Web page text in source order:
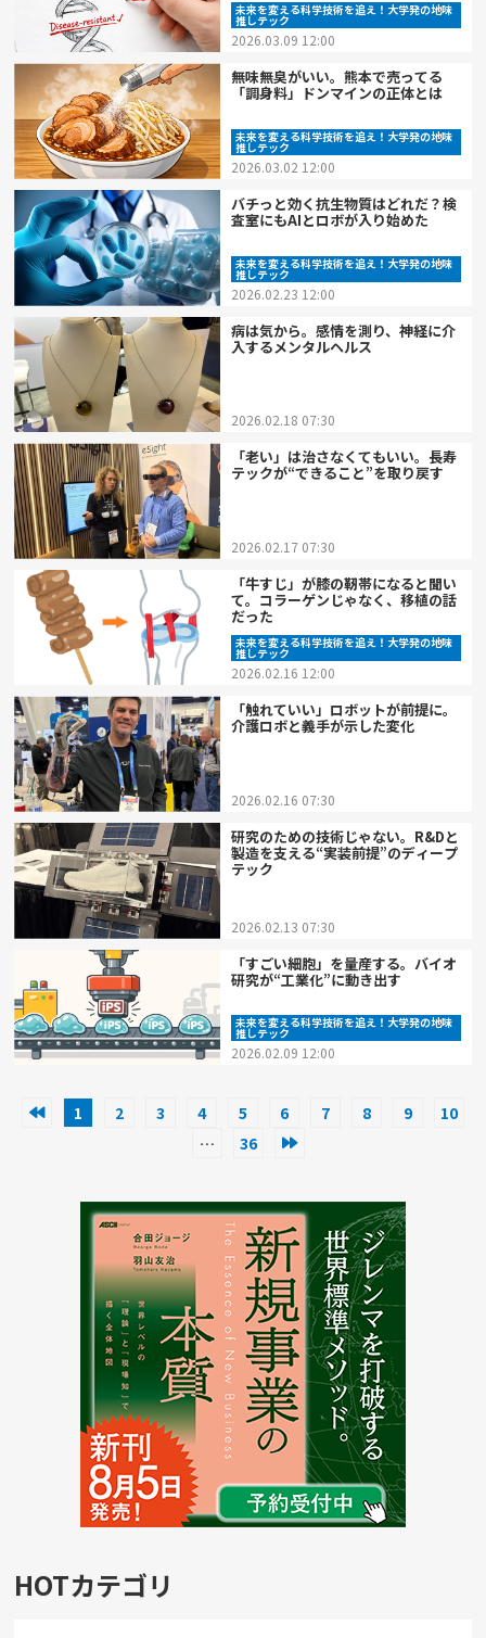
未来を変える科学技術を追え！大学発の地味
推しテック
2026.03.09 12:00
無味無臭がいい。熊本で売ってる
「調身料」ドンマインの正体とは
未来を変える科学技術を追え！大学発の地味
推しテック
2026.03.02 12:00
バチっと効く抗生物質はどれだ？検
査室にもAIとロボが入り始めた
未来を変える科学技術を追え！大学発の地味
推しテック
2026.02.23 12:00
病は気から。感情を測り、神経に介
入するメンタルヘルス
2026.02.18 07:30
「老い」は治さなくてもいい。長寿
テックが“できること”を取り戻す
2026.02.17 07:30
「牛すじ」が膝の靭帯になると聞い
て。コラーゲンじゃなく、移植の話
だった
未来を変える科学技術を追え！大学発の地味
推しテック
2026.02.16 12:00
「触れていい」ロボットが前提に。
介護ロボと義手が示した変化
2026.02.16 07:30
研究のための技術じゃない。R&Dと
製造を支える“実装前提”のディープ
テック
2026.02.13 07:30
「すごい細胞」を量産する。バイオ
研究が“工業化”に動き出す
未来を変える科学技術を追え！大学発の地味
推しテック
2026.02.09 12:00
1 2 3 4 5 6 7 8 9
10
…
36
HOTカテゴリ